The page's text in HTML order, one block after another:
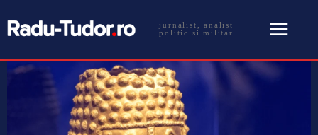
jurnalist, analist
politic si militar